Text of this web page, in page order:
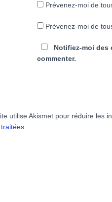
Prévenez-moi de
Prévenez-moi de
Notifiez-moi des
commenter.
utilise Akismet pour réduire les